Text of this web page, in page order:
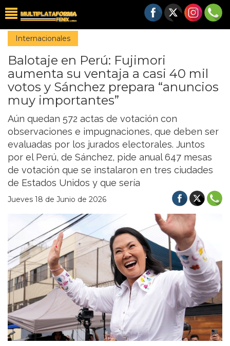
Internacionales
Balotaje en Perú: Fujimori
aumenta su ventaja a casi 40 mil
votos y Sánchez prepara “anuncios
muy importantes”
Aún quedan 572 actas de votación con
observaciones e impugnaciones, que deben ser
evaluadas por los jurados electorales. Juntos
por el Perú, de Sánchez, pide anual 647 mesas
de votación que se instalaron en tres ciudades
de Estados Unidos y que sería
Jueves 18 de Junio de 2026